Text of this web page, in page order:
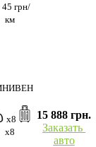
грн/
км
x8
x8
15 888 грн.
Заказать
авто